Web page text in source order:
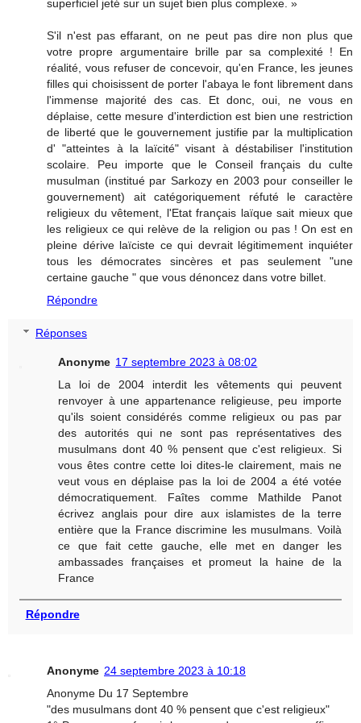
superficiel jeté sur un sujet bien plus complexe. »
S'il n'est pas effarant, on ne peut pas dire non plus que
votre propre argumentaire brille par sa complexité ! En
réalité, vous refuser de concevoir, qu'en France, les jeunes
filles qui choisissent de porter l'abaya le font librement dans
l'immense majorité des cas. Et donc, oui, ne vous en
déplaise, cette mesure d'interdiction est bien une restriction
de liberté que le gouvernement justifie par la multiplication
d' "atteintes à la laïcité" visant à déstabiliser l'institution
scolaire. Peu importe que le Conseil français du culte
musulman (institué par Sarkozy en 2003 pour conseiller le
gouvernement) ait catégoriquement réfuté le caractère
religieux du vêtement, l'Etat français laïque sait mieux que
les religieux ce qui relève de la religion ou pas ! On est en
pleine dérive laïciste ce qui devrait légitimement inquiéter
tous les démocrates sincères et pas seulement "une
certaine gauche " que vous dénoncez dans votre billet.
Répondre
Réponses
Anonyme 17 septembre 2023 à 08:02
La loi de 2004 interdit les vêtements qui peuvent
renvoyer à une appartenance religieuse, peu importe
qu'ils soient considérés comme religieux ou pas par
des autorités qui ne sont pas représentatives des
musulmans dont 40 % pensent que c'est religieux. Si
vous êtes contre cette loi dites-le clairement, mais ne
veut vous en déplaise pas la loi de 2004 a été votée
démocratiquement. Faîtes comme Mathilde Panot
écrivez anglais pour dire aux islamistes de la terre
entière que la France discrimine les musulmans. Voilà
ce que fait cette gauche, elle met en danger les
ambassades françaises et promeut la haine de la
France
Répondre
Anonyme 24 septembre 2023 à 10:18
Anonyme Du 17 Septembre
"des musulmans dont 40 % pensent que c'est religieux"